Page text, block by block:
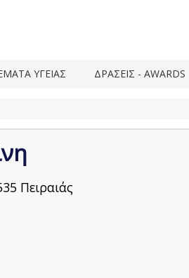
ΥΓΕΙΑΣ ΔΡΑΣΕΙΣ - AWARDS
Πειραιάς